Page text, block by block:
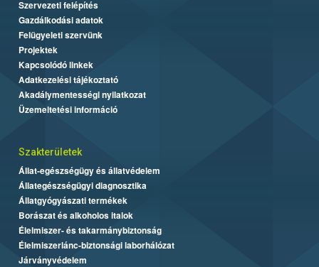
Szervezeti felépítés
Gazdálkodási adatok
Felügyeleti szervünk
Projektek
Kapcsolódó linkek
Adatkezelési tájékoztató
Akadálymentességi nyilatkozat
Üzemeltetési információ
Szakterületek
Állat-egészségügy és állatvédelem
Állategészségügyi diagnosztika
Állatgyógyászati termékek
Borászat és alkoholos italok
Élelmiszer- és takarmánybiztonság
Élelmiszerlánc-biztonsági laborhálózat
Járványvédelem